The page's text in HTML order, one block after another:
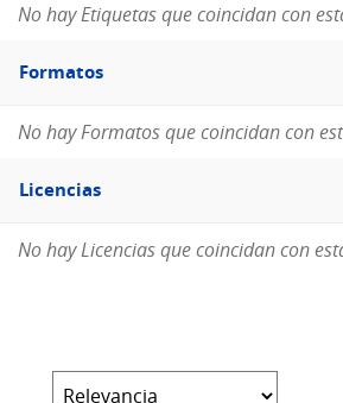
No hay Etiquetas que coincidan con
Filtro
Formatos
Formatos
No hay Formatos que coincidan con
Filtro
Licencias
Licencias
No hay Licencias que coincidan con